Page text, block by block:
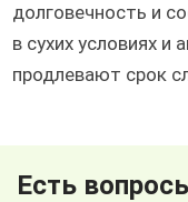
долговечность и
в сухих условиях и
продлевают срок
Есть